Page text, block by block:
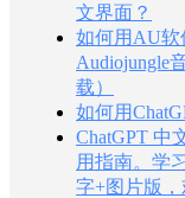
文界面？
如何用AU软
Audiojungle
载）
如何用
ChatGPT 中
用指南。学
字+图片版，